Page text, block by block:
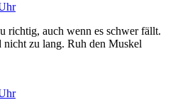
richtig, auch wenn es schwer fällt.
zu lang. Ruh den Muskel